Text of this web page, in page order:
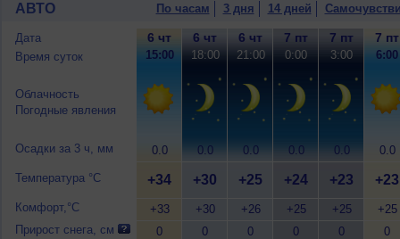
АВТО По часам 3 дня 14 дней
Дата
Время суток
Облачность
Погодные явления
Осадки за 3 ч, мм
Температура °C
Комфорт,°C
Прирост снега, см
6 чт
15:00
0.0
+34
+33
0
6 чт
18:00
0.0
+30
+30
0
6 чт
21:00
0.0
+25
+26
0
7 пт
0:00
0.0
+24
+25
0
7 пт
3:00
0.0
+23
+25
0
7 пт
6:00
0.0
+23
+25
0